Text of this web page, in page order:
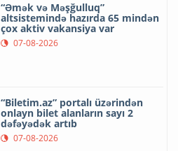
“Əmək və Məşğulluq”
altsistemində hazırda 65 mindən
çox aktiv vakansiya var
07-08-2026
“Biletim.az” portalı üzərindən
onlayn bilet alanların sayı 2
dəfəyədək artıb
07-08-2026